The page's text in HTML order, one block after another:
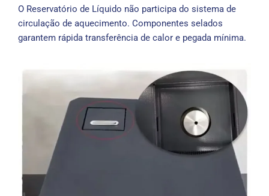
O Reservatório de Líquido não participa do sistema de
circulação de aquecimento. Componentes selados
garantem rápida transferência de calor e pegada mínima.